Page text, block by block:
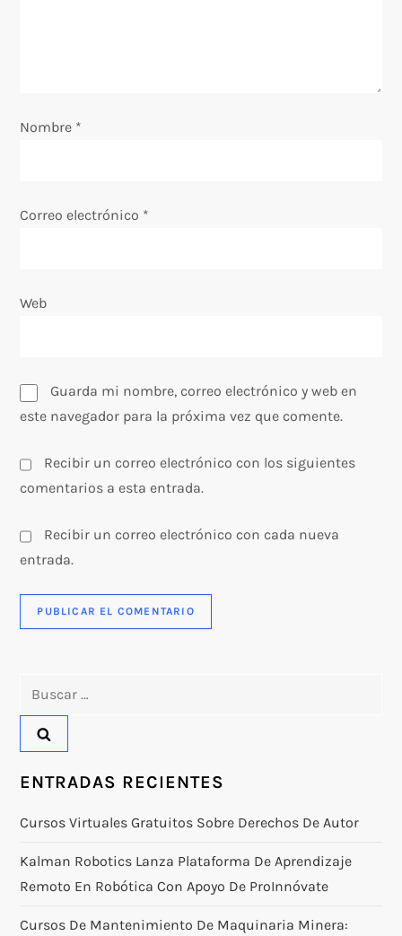
n
r
Nombre *
Correo electrónico *
Web
Guarda mi nombre, correo electrónico y web en
este navegador para la próxima vez que comente.
Recibir un correo electrónico con los siguientes
comentarios a esta entrada.
Recibir un correo electrónico con cada nueva
entrada.
ENTRADAS RECIENTES
Cursos Virtuales Gratuitos Sobre Derechos De Autor
Kalman Robotics Lanza Plataforma De Aprendizaje
Remoto En Robótica Con Apoyo De ProInnóvate
Cursos De Mantenimiento De Maquinaria Minera: